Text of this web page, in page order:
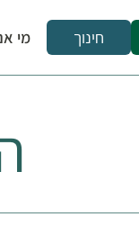
חינוך מי